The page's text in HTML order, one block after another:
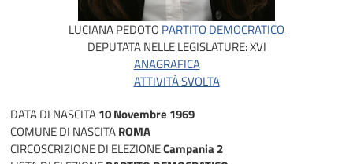
LUCIANA PEDOTO PARTITO DEMOCRATICO
DEPUTATA NELLE LEGISLATURE:XVI
ANAGRAFICA
ATTIVITÀ SVOLTA
DATA DI NASCITA10 Novembre 1969
COMUNE DI NASCITAROMA
CIRCOSCRIZIONE DI ELEZIONECampania 2